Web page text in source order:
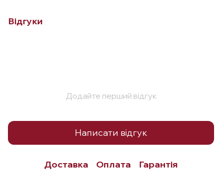
Відгуки
Додайте перший відгук
Написати відгук
Доставка Оплата Гарантія